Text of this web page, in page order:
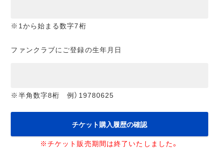
※1から始まる数字7桁
ファンクラブにご登録の生年月日
※半角数字8桁 例）19780625
チケット購入履歴の確認
※チケット販売期間は終了いたしました。